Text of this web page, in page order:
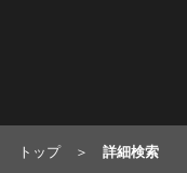
トップ 詳細検索